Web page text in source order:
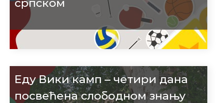
српском
Еду Вики камп – четири дана
посвећена слободном знању